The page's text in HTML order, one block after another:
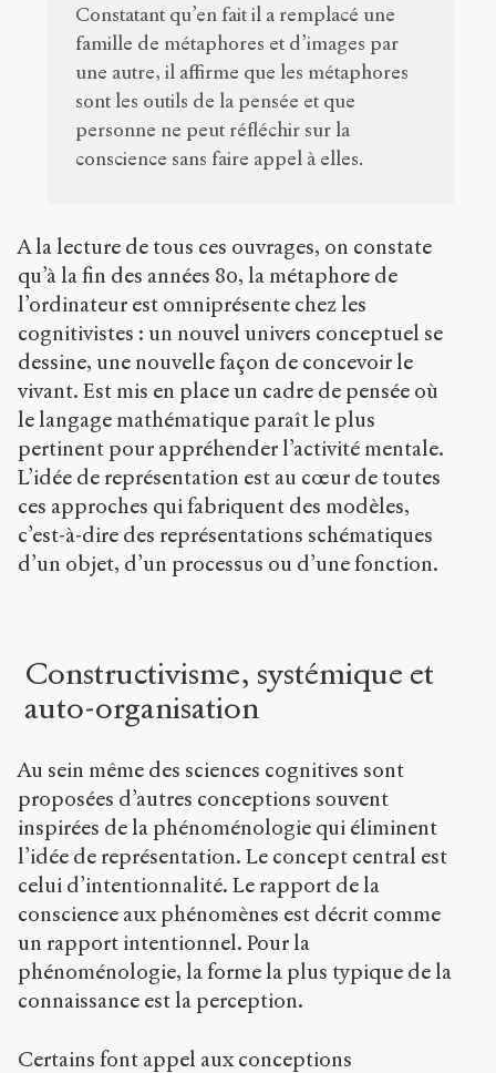
Constatant qu’en fait il a remplacé une
famille de métaphores et d’images par
une autre, il affirme que les métaphores
sont les outils de la pensée et que
personne ne peut réfléchir sur la
conscience sans faire appel à elles.
A la lecture de tous ces ouvrages, on constate
qu’à la fin des années 80, la métaphore de
l’ordinateur est omniprésente chez les
cognitivistes : un nouvel univers conceptuel se
dessine, une nouvelle façon de concevoir le
vivant. Est mis en place un cadre de pensée où
le langage mathématique paraît le plus
pertinent pour appréhender l’activité mentale.
L’idée de représentation est au cœur de toutes
ces approches qui fabriquent des modèles,
c’est-à-dire des représentations schématiques
d’un objet, d’un processus ou d’une fonction.
Constructivisme, systémique et
auto-organisation
Au sein même des sciences cognitives sont
proposées d’autres conceptions souvent
inspirées de la phénoménologie qui éliminent
l’idée de représentation. Le concept central est
celui d’intentionnalité. Le rapport de la
conscience aux phénomènes est décrit comme
un rapport intentionnel. Pour la
phénoménologie, la forme la plus typique de la
connaissance est la perception.
Certains font appel aux conceptions